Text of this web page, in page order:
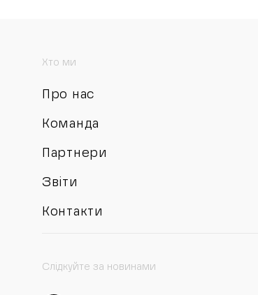
Хто ми
Про нас
Команда
Партнери
Звіти
Контакти
Слідкуйте за новинами